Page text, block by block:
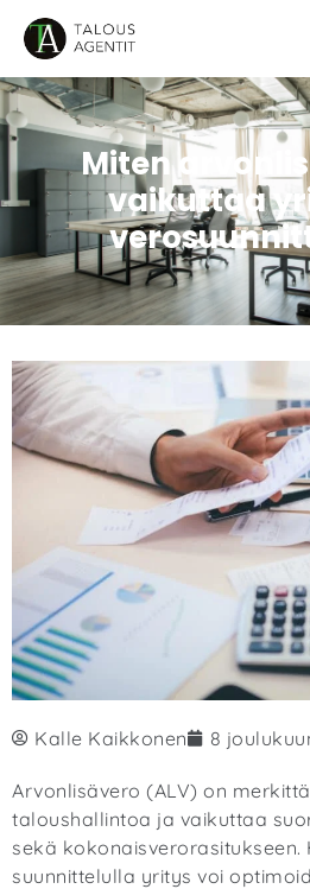
Miten
vaikuttaa
Kalle Kaikkonen 8
Arvonlisävero (ALV) on
taloushallintoa ja vaikuttaa
sekä kokonaisverorasitukseen.
suunnittelulla yritys voi